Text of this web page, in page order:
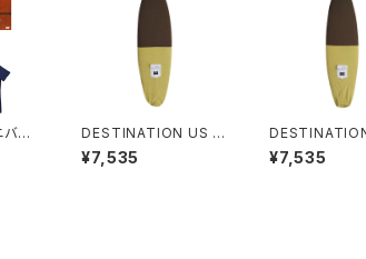
バー
DESTINATION US N
ATURAL SOCKS FIS
H（USナチュラルソック
¥7,535
ATURAL
ORT（USナチュ
¥7,535